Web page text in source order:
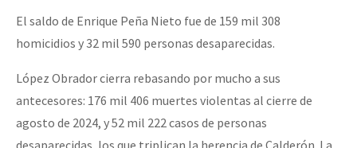
El saldo de Enrique Peña Nieto fue de 159 mil 308
homicidios y 32 mil 590 personas desaparecidas.
López Obrador cierra rebasando por mucho a sus
antecesores: 176 mil 406 muertes violentas al cierre de
agosto de 2024, y 52 mil 222 casos de personas